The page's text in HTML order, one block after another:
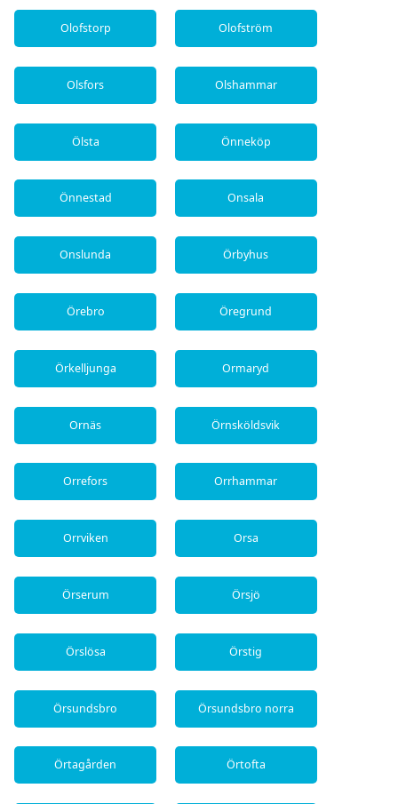
Olofstorp Olofström
Olsfors Olshammar
Ölsta Önneköp
Önnestad Onsala
Onslunda Örbyhus
Örebro Öregrund
Örkelljunga Ormaryd
Ornäs Örnsköldsvik
Orrefors Orrhammar
Orrviken Orsa
Örserum Örsjö
Örslösa Örstig
Örsundsbro Örsundsbro norra
Örtagården Örtofta